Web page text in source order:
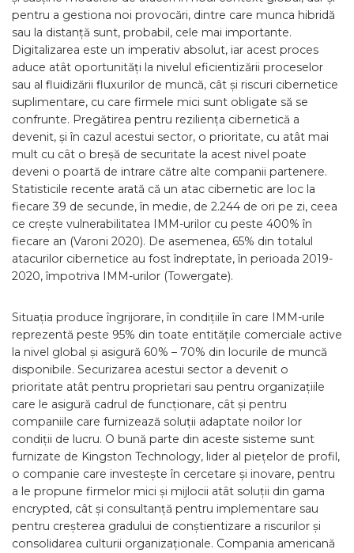
pentru a gestiona noi provocări, dintre care munca hibridă
sau la distanță sunt, probabil, cele mai importante.
Digitalizarea este un imperativ absolut, iar acest proces
aduce atât oportunități la nivelul eficientizării proceselor
sau al fluidizării fluxurilor de muncă, cât și riscuri cibernetice
suplimentare, cu care firmele mici sunt obligate să se
confrunte. Pregătirea pentru reziliența cibernetică a
devenit, și în cazul acestui sector, o prioritate, cu atât mai
mult cu cât o breșă de securitate la acest nivel poate
deveni o poartă de intrare către alte companii partenere.
Statisticile recente arată că un atac cibernetic are loc la
fiecare 39 de secunde, în medie, de 2.244 de ori pe zi, ceea
ce crește vulnerabilitatea IMM-urilor cu peste 400% în
fiecare an (Varoni 2020). De asemenea, 65% din totalul
atacurilor cibernetice au fost îndreptate, în perioada 2019-
2020, împotriva IMM-urilor (Towergate).
Situația produce îngrijorare, în condițiile în care IMM-urile
reprezentă peste 95% din toate entitățile comerciale active
la nivel global și asigură 60% – 70% din locurile de muncă
disponibile. Securizarea acestui sector a devenit o
prioritate atât pentru proprietari sau pentru organizațiile
care le asigură cadrul de funcționare, cât și pentru
companiile care furnizează soluții adaptate noilor lor
condiții de lucru. O bună parte din aceste sisteme sunt
furnizate de Kingston Technology, lider al piețelor de profil,
o companie care investește în cercetare și inovare, pentru
a le propune firmelor mici și mijlocii atât soluții din gama
encrypted, cât și consultanță pentru implementare sau
pentru creșterea gradului de conștientizare a riscurilor și
consolidarea culturii organizaționale. Compania americană